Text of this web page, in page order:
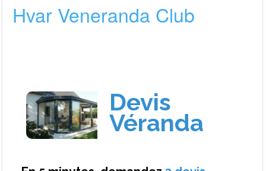
Hvar Veneranda Club